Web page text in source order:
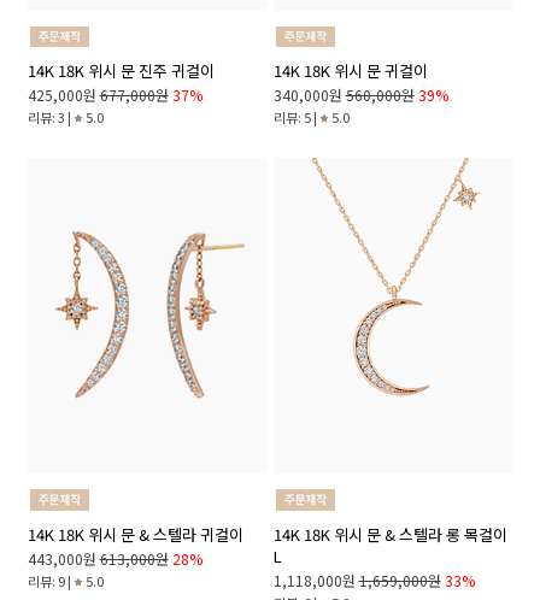
14K 18K 위시 문 진주 귀걸이
425,000원 677,000원 37%
리뷰: 3 | 5.0
14K 18K 위시 문 귀걸이
340,000원 560,000원 39%
리뷰: 5 | 5.0
14K 18K 위시 문 & 스텔라 귀걸이
443,000원 613,000원 28%
리뷰: 9 | 5.0
14K 18K 위시 문 & 스텔라 롱 목걸이
L
1,118,000원 1,659,000원 33%